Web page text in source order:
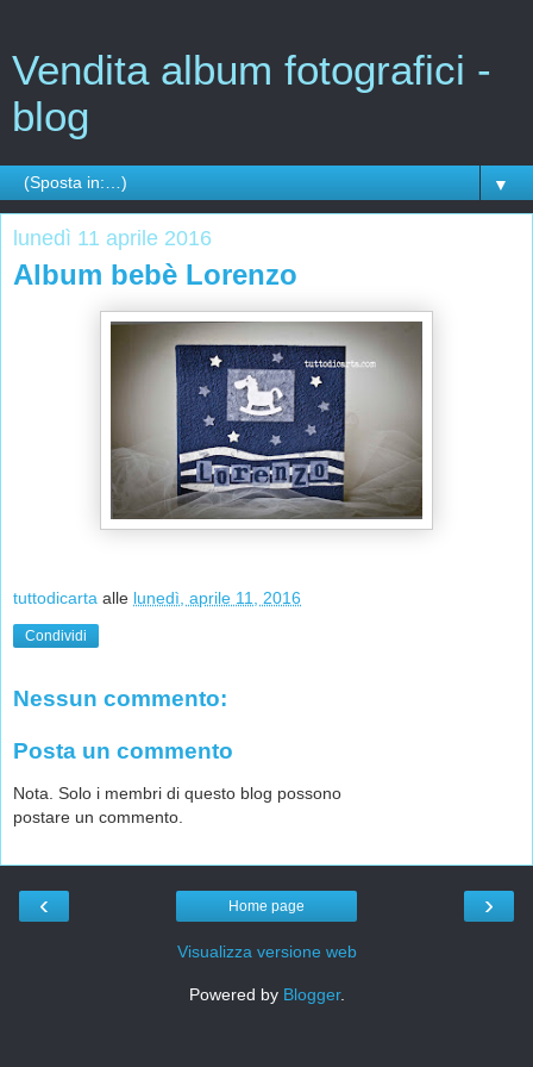
Vendita album fotografici -
blog
▼
lunedì 11 aprile 2016
Album bebè Lorenzo
tuttodicarta alle lunedì, aprile 11, 2016
Condividi
Nessun commento:
Posta un commento
Nota. Solo i membri di questo blog possono
postare un commento.
‹ ›
Home page
Visualizza versione web
Powered by Blogger.